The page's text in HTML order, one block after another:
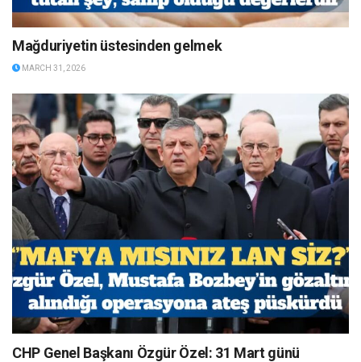
Mağduriyetin üstesinden gelmek
MARCH 31, 2026
CHP Genel Başkanı Özgür Özel: 31 Mart günü